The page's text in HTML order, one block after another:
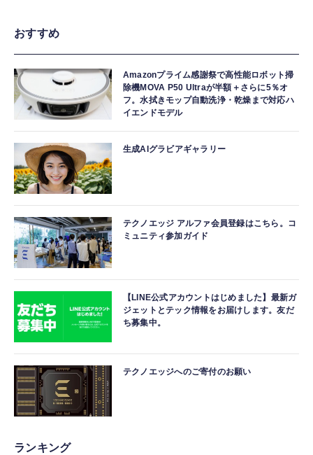
おすすめ
Amazonプライム感謝祭で高性能ロボット掃
除機MOVA P50 Ultraが半額＋さらに5％オ
フ。水拭きモップ自動洗浄・乾燥まで対応ハ
イエンドモデル
生成AIグラビアギャラリー
テクノエッジ アルファ会員登録はこちら。コ
ミュニティ参加ガイド
【LINE公式アカウントはじめました】最新ガ
ジェットとテック情報をお届けします。友だ
ち募集中。
テクノエッジへのご寄付のお願い
ランキング